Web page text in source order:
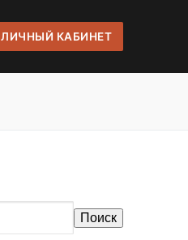
ЛИЧНЫЙ КАБИНЕТ
Поиск